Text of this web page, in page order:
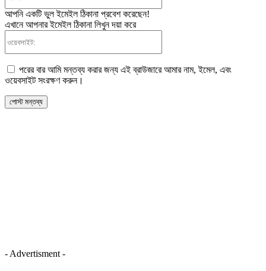
আপনি একটি ভুল ইমেইল ঠিকানা প্রবেশ করেছেন!
এখানে আপনার ইমেইল ঠিকানা লিখুন দয়া করে
পরের বার আমি মন্তব্য করার জন্য এই ব্রাউজারে আমার নাম, ইমেল, এবং
ওয়েবসাইট সংরক্ষণ করুন।
- Advertisment -